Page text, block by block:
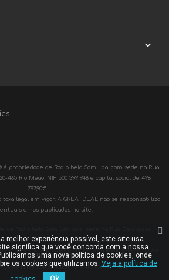

é propriedade de Radio bela Som Lda, com sede na Rua
465 Rio Meão, NIF 500 399 948 e capital social de 498
797,90€.
legal em vigor. A GREATDEAL não se responsabiliza
erros publicados no site.
Meão, NIF 500 399 948 e capital social de 498 797,90€.
destina-se apenas a clientes da Radiobela Som Lda
mencionados incluem IVA
melhor experiência possível, este site usa
significa que você concorda com a nossa
uma nova política de cookies, onde
os cookies que utilizamos. Veja a política de